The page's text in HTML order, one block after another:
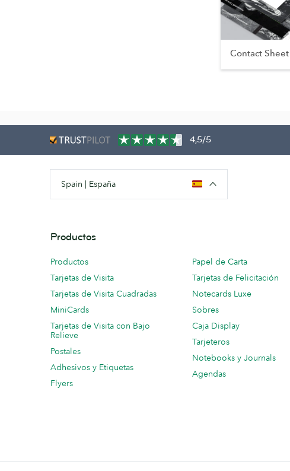
Contact Sheet
4,5/5
Spain | España
Productos
Productos
Tarjetas de Visita
Tarjetas de Visita Cuadradas
MiniCards
Tarjetas de Visita con Bajo
Relieve
Postales
Adhesivos y Etiquetas
Flyers
Papel de Carta
Tarjetas de Felicitación
Notecards Luxe
Sobres
Caja Display
Tarjeteros
Notebooks y Journals
Agendas